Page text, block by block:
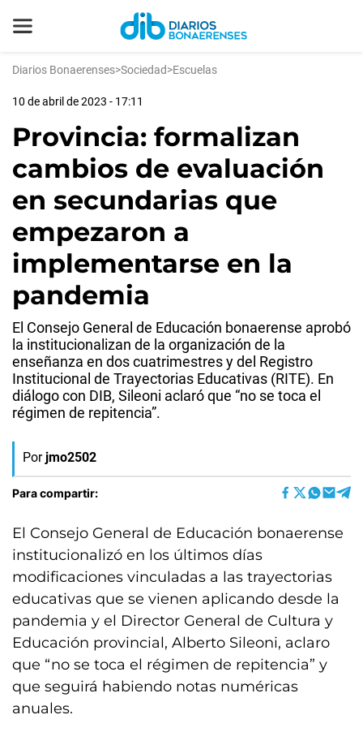
Diarios Bonaerenses>Sociedad>Escuelas
10 de abril de 2023 - 17:11
Provincia: formalizan
cambios de evaluación
en secundarias que
empezaron a
implementarse en la
pandemia
El Consejo General de Educación bonaerense aprobó
la institucionalizan de la organización de la
enseñanza en dos cuatrimestres y del Registro
Institucional de Trayectorias Educativas (RITE). En
diálogo con DIB, Sileoni aclaró que “no se toca el
régimen de repitencia”.
Por jmo2502
Para compartir:
El Consejo General de Educación bonaerense
institucionalizó en los últimos días
modificaciones vinculadas a las trayectorias
educativas que se vienen aplicando desde la
pandemia y el Director General de Cultura y
Educación provincial, Alberto Sileoni, aclaro
que “no se toca el régimen de repitencia” y
que seguirá habiendo notas numéricas
anuales.